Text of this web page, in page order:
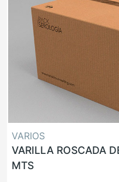
VARIOS
VARILLA ROSCADA
MTS